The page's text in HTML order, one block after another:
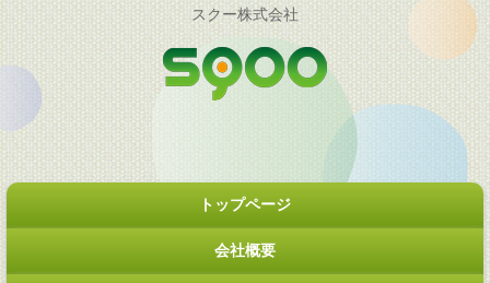
スクー株式会社
トップページ
会社概要